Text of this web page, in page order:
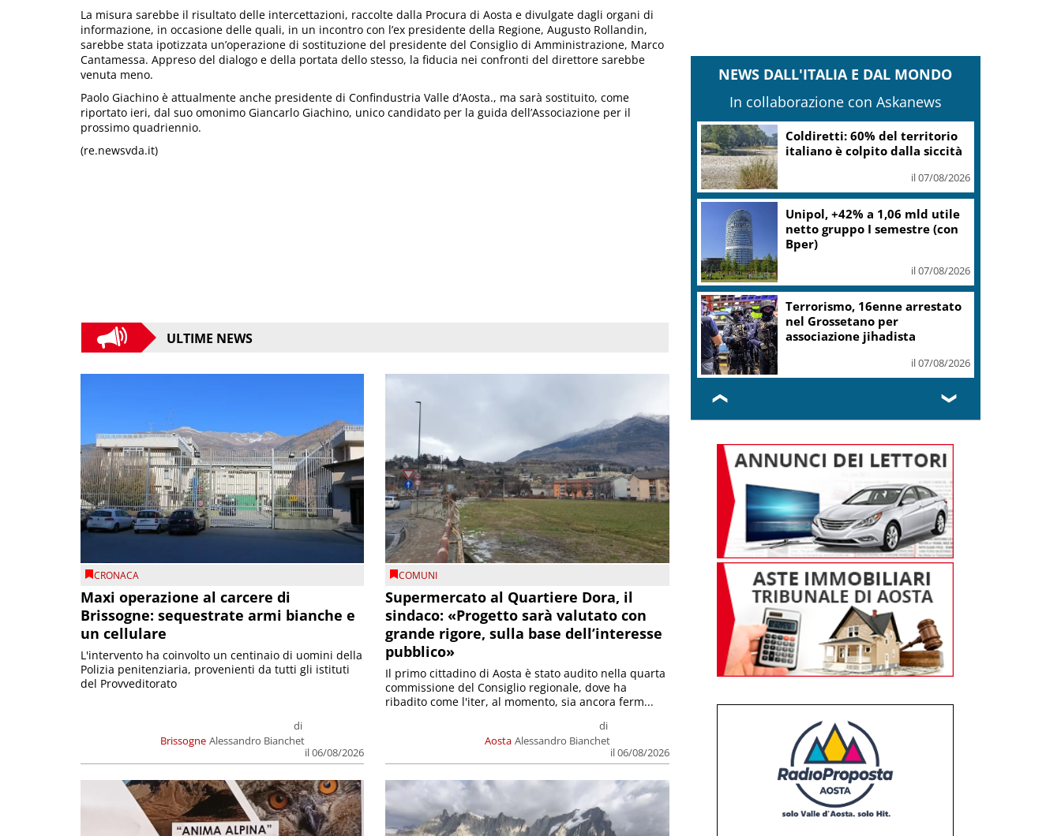
La misura sarebbe il risultato delle intercettazioni, raccolte dalla Procura di Aosta e divulgate dagli organi di
informazione, in occasione delle quali, in un incontro con l’ex presidente della Regione, Augusto Rollandin,
sarebbe stata ipotizzata un’operazione di sostituzione del presidente del Consiglio di Amministrazione, Marco
Cantamessa. Appreso del dialogo e della portata dello stesso, la fiducia nei confronti del direttore sarebbe
venuta meno.
Paolo Giachino è attualmente anche presidente di Confindustria Valle d’Aosta., ma sarà sostituito, come
riportato ieri, dal suo omonimo Giancarlo Giachino, unico candidato per la guida dell’Associazione per il
prossimo quadriennio.
(re.newsvda.it)
ULTIME NEWS
CRONACA
Maxi operazione al carcere di
Brissogne: sequestrate armi bianche e
un cellulare
Brissogne
di
Alessandro Bianchet
il 06/08/2026
L'intervento ha coinvolto un centinaio di uomini della
Polizia penitenziaria, provenienti da tutti gli istituti
del Provveditorato
COMUNI
Supermercato al Quartiere Dora, il
sindaco: «Progetto sarà valutato con
grande rigore, sulla base dell’interesse
pubblico»
Aosta
di
Alessandro Bianchet
il 06/08/2026
Il primo cittadino di Aosta è stato audito nella quarta
commissione del Consiglio regionale, dove ha
ribadito come l'iter, al momento, sia ancora ferm...
NEWS DALL'ITALIA E DAL MONDO
In collaborazione con Askanews
Mps: utile netto semestre
oltre 1,1 miliardi (+25,3%),
il 07/08/2026
Musica e arte contemporanea,
Lerici ha puntato su Giovanni
il 07/08/2026
Guggenheim Venezia, dolore
per la scomparsa di Maria Rita
il 07/08/2026